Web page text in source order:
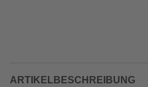
ARTIKELBESCHREIBUNG